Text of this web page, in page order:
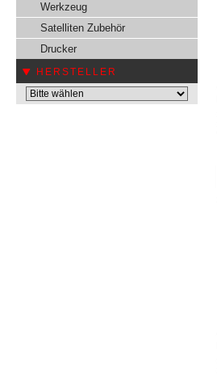
Werkzeug
Satelliten Zubehör
Drucker
HERSTELLER